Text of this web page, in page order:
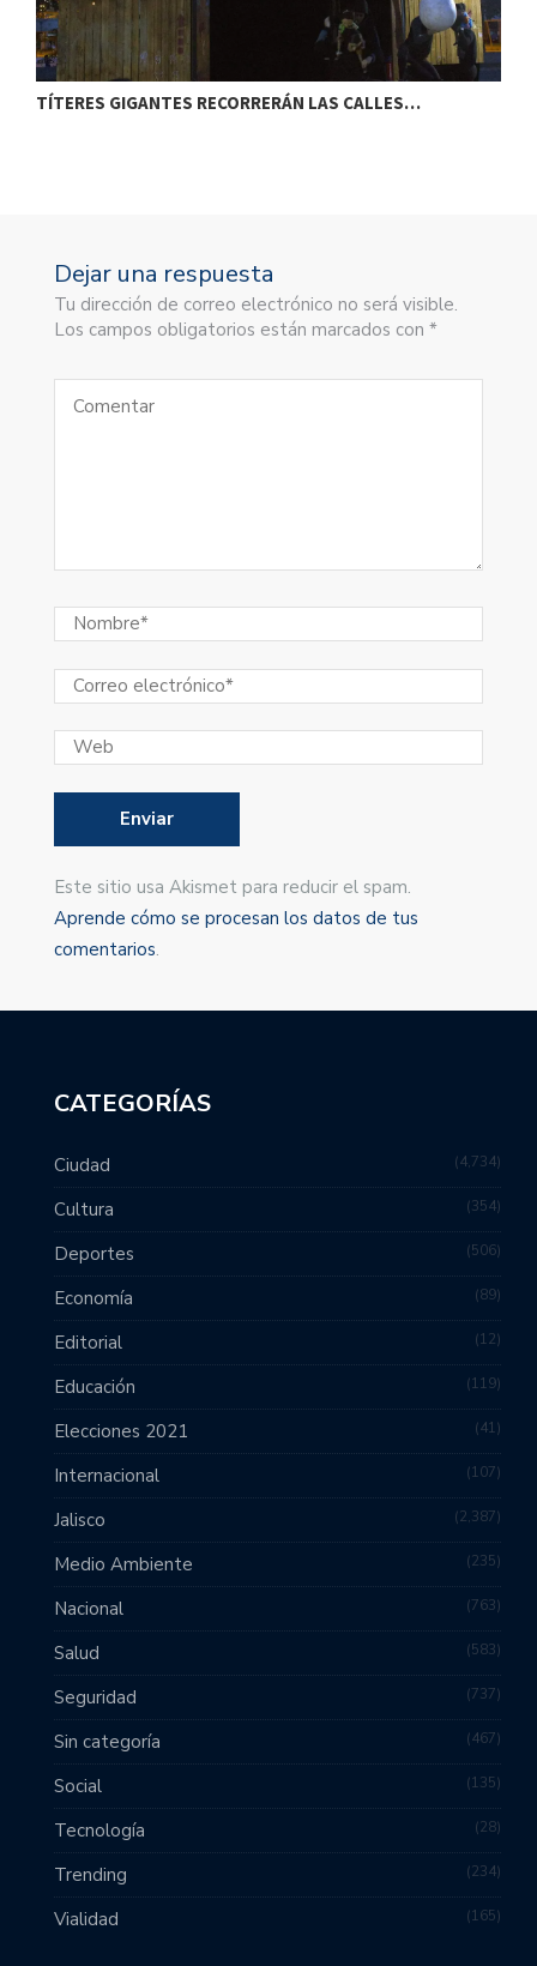
TÍTERES GIGANTES RECORRERÁN LAS CALLES…
Dejar una respuesta
Tu dirección de correo electrónico no será visible.
Los campos obligatorios están marcados con *
Este sitio usa Akismet para reducir el spam.
Aprende cómo se procesan los datos de tus
comentarios.
CATEGORÍAS
Ciudad 4,734
Cultura 354
Deportes 506
Economía 89
Editorial 12
Educación 119
Elecciones 2021 41
Internacional 107
Jalisco 2,387
Medio Ambiente 235
Nacional 763
Salud 583
Seguridad 737
Sin categoría 467
Social 135
Tecnología 28
Trending 234
Vialidad 165